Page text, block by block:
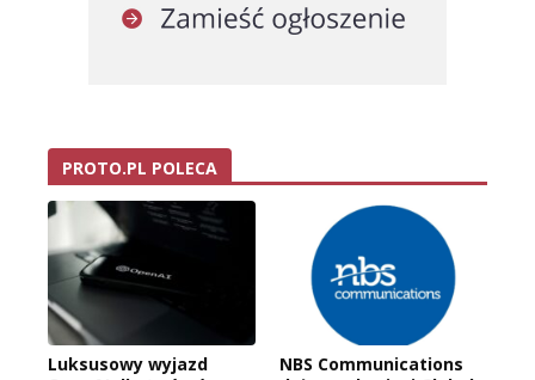
PROTO.PL POLECA
Luksusowy wyjazd
NBS Communications